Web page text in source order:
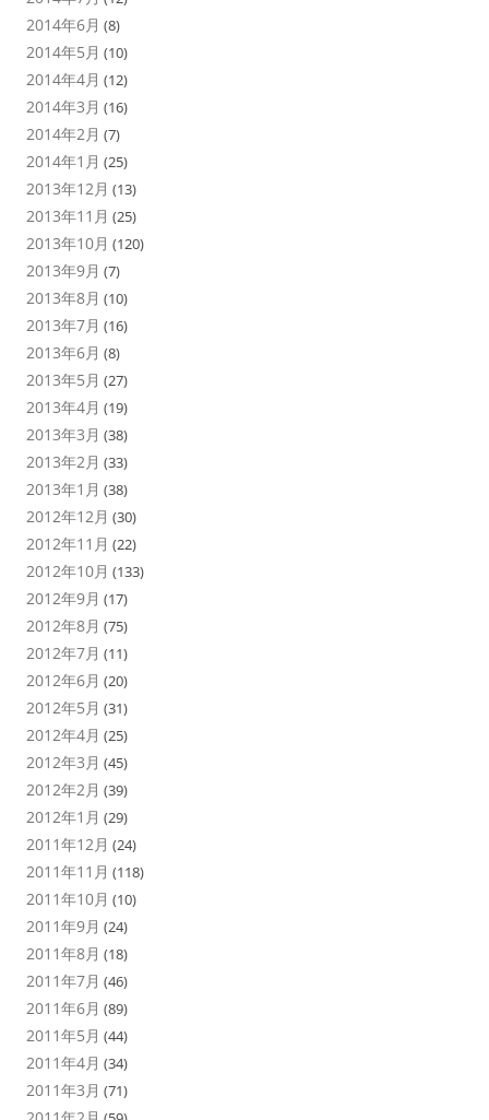
2014年6月 (8)
2014年5月 (10)
2014年4月 (12)
2014年3月 (16)
2014年2月 (7)
2014年1月 (25)
2013年12月 (13)
2013年11月 (25)
2013年10月 (120)
2013年9月 (7)
2013年8月 (10)
2013年7月 (16)
2013年6月 (8)
2013年5月 (27)
2013年4月 (19)
2013年3月 (38)
2013年2月 (33)
2013年1月 (38)
2012年12月 (30)
2012年11月 (22)
2012年10月 (133)
2012年9月 (17)
2012年8月 (75)
2012年7月 (11)
2012年6月 (20)
2012年5月 (31)
2012年4月 (25)
2012年3月 (45)
2012年2月 (39)
2012年1月 (29)
2011年12月 (24)
2011年11月 (118)
2011年10月 (10)
2011年9月 (24)
2011年8月 (18)
2011年7月 (46)
2011年6月 (89)
2011年5月 (44)
2011年4月 (34)
2011年3月 (71)